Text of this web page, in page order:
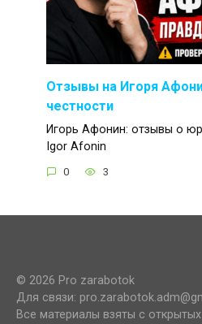
Отзывы на Игоря
честности
Игорь Афонин: отзывы о
Igor Afonin
0 3
© 2026 Pro zarabotok
Для связи:
Все материалы взяты с